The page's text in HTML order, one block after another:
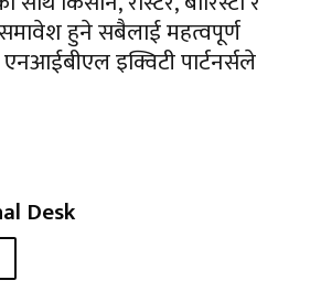
हुने सबैलाई महत्वपूर्ण
इक्विटी पार्टनर्सले
Desk